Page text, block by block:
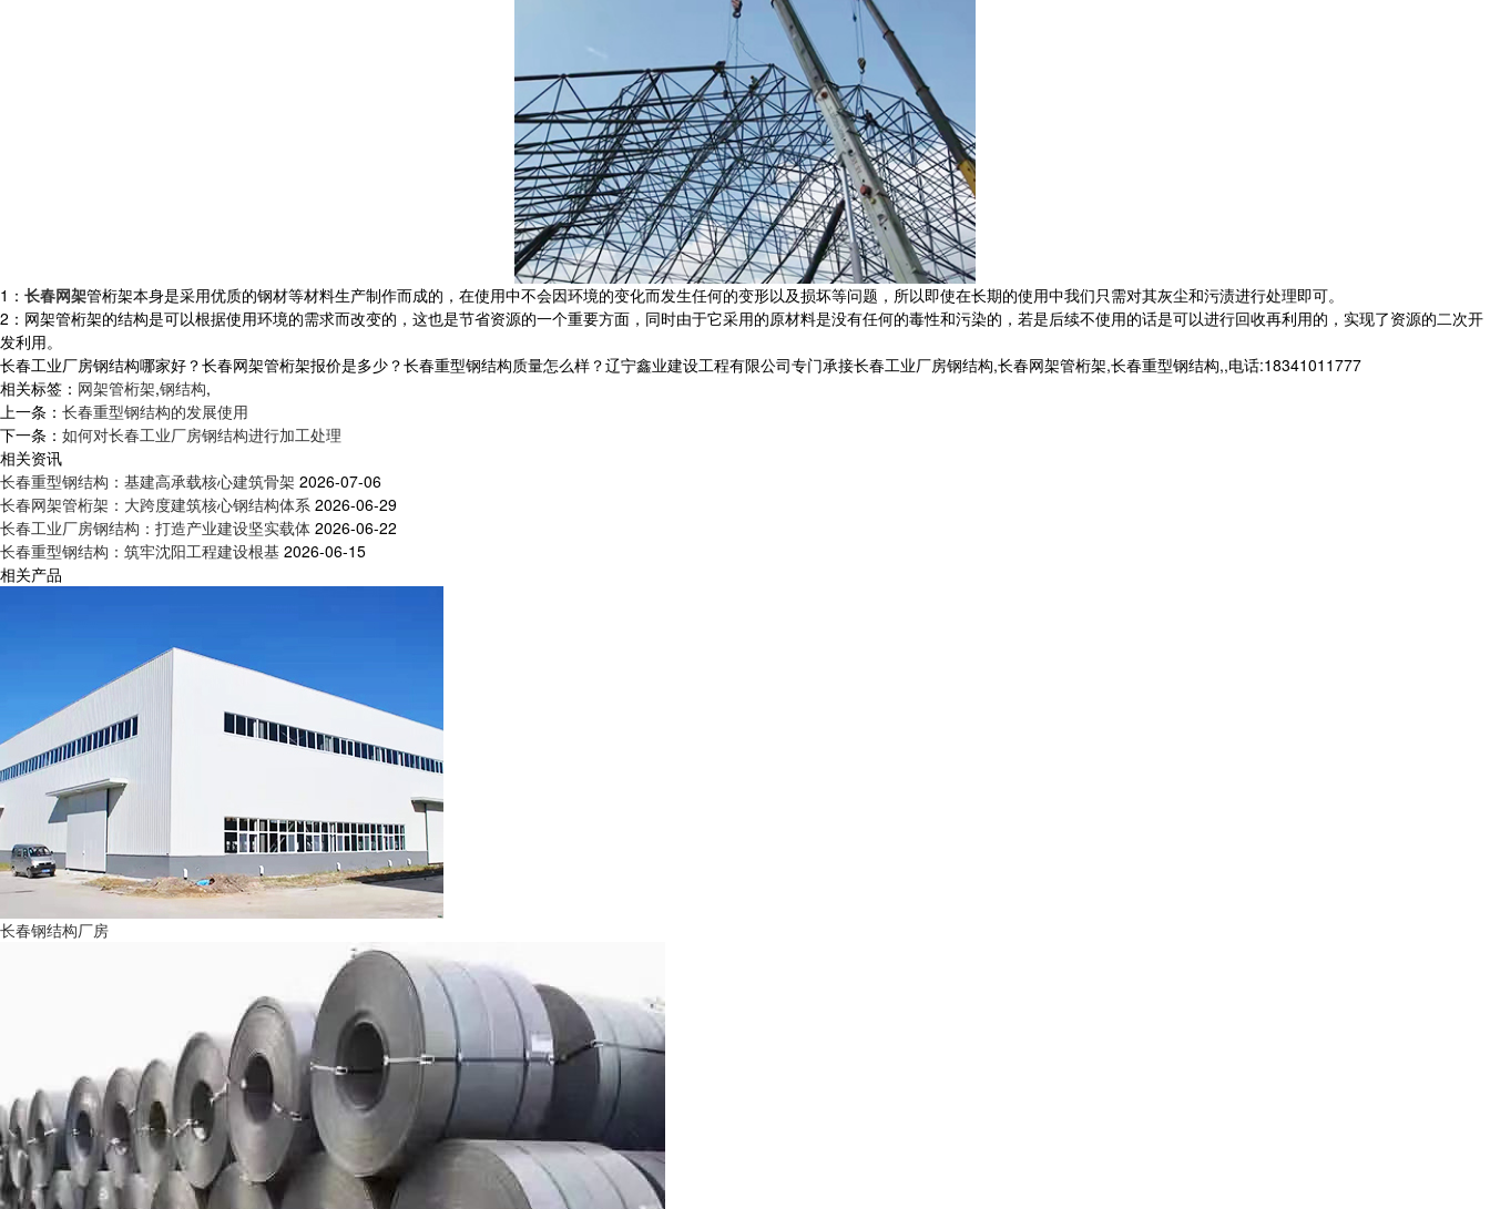
1： 长春网架管桁架本身是采用优质的钢材等材料生产制作而成的，在使用中不会因环境的变化而发生任何的变形以及损坏等问题，所以即使在长期的使用中我们只需对其灰尘和污渍进行处理即可。
2：网架管桁架的结构是可以根据使用环境的需求而改变的，这也是节省资源的一个重要方面，同时由于它采用的原材料是没有任何的毒性和污染的，若是后续不使用的话是可以进行回收再利用的，实现了资源的二次开
发利用。
长春工业厂房钢结构哪家好？长春网架管桁架报价是多少？长春重型钢结构质量怎么样？辽宁鑫业建设工程有限公司专门承接长春工业厂房钢结构,长春网架管桁架,长春重型钢结构,,电话:18341011777
相关标签： 网架管桁架,钢结构,
上一条： 长春重型钢结构的发展使用
下一条： 如何对长春工业厂房钢结构进行加工处理
相关资讯
长春重型钢结构：基建高承载核心建筑骨架 2026-07-06
长春网架管桁架：大跨度建筑核心钢结构体系 2026-06-29
长春工业厂房钢结构：打造产业建设坚实载体 2026-06-22
长春重型钢结构：筑牢沈阳工程建设根基 2026-06-15
相关产品
长春钢结构厂房